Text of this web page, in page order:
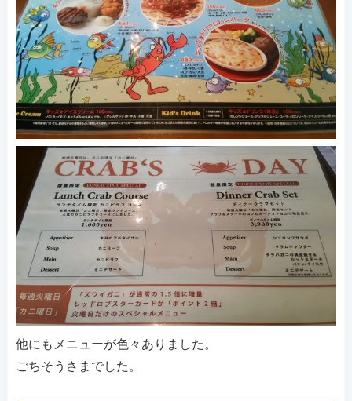
他にもメニューが色々ありました。
ごちそうさまでした。